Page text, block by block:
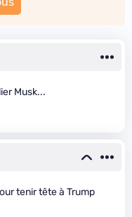
Musk...
tenir tête à Trump